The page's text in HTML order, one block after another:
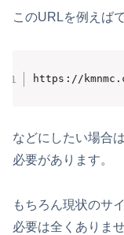
このURLを例えば
https://
などにしたい場合
必要があります。
もちろん現状のサ
必要は全くありま